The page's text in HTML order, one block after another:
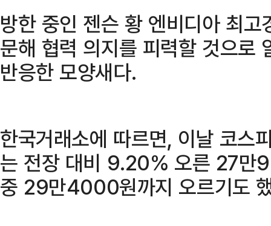
방한 중인 젠슨 황 엔비디아 최
문해 협력 의지를 피력할 것으로
반응한 모양새다.
한국거래소에 따르면, 이날 코스
는 전장 대비 9.20% 오른 27만
중 29만4000원까지 오르기도